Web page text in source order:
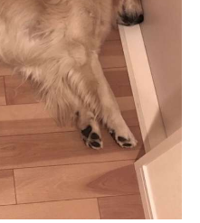
閉じる
pecocats
ねこ部をフォロー